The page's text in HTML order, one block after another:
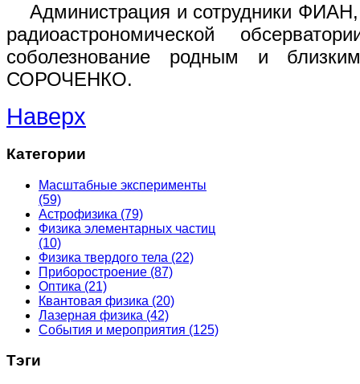
Администрация и сотрудники
радиоастрономической
соболезнование родным и
СОРОЧЕНКО.
Наверх
Категории
Масштабные эксперименты
(59)
Астрофизика (79)
Физика элементарных частиц
(10)
Физика твердого тела (22)
Приборостроение (87)
Оптика (21)
Квантовая физика (20)
Лазерная физика (42)
События и мероприятия (125)
Тэги